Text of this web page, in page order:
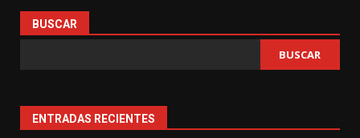
BUSCAR
BUSCAR
ENTRADAS RECIENTES